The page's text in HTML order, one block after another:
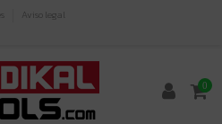
Aviso legal
0